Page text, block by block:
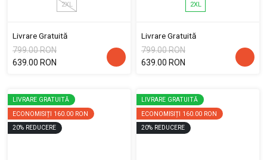
2XL
Livrare Gratuită
799.00 RON
639.00 RON
2XL
Livrare Gratuită
799.00 RON
639.00 RON
LIVRARE GRATUITĂ
ECONOMISIȚI 160.00 RON
20% REDUCERE
LIVRARE GRATUITĂ
ECONOMISIȚI 160.00 RON
20% REDUCERE